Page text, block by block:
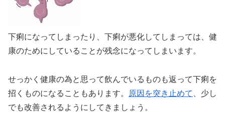
下痢になってしまったり、下痢が悪化してしまっては、健
康のためにしていることが残念になってしまいます。
せっかく健康の為と思って飲んでいるものも返って下痢を
招くものになることもあります。
原因を突き止めて
、少し
でも改善されるようにしてきましょう。